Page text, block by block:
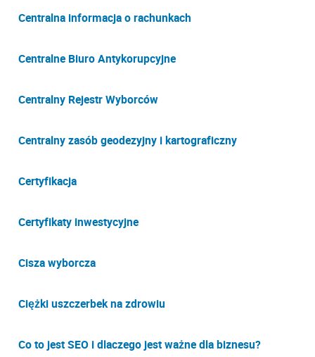
Centralna informacja o rachunkach
Centralne Biuro Antykorupcyjne
Centralny Rejestr Wyborców
Centralny zasób geodezyjny i kartograficzny
Certyfikacja
Certyfikaty inwestycyjne
Cisza wyborcza
Ciężki uszczerbek na zdrowiu
Co to jest SEO i dlaczego jest ważne dla biznesu?